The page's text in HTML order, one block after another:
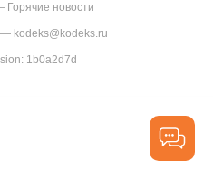
Горячие новости
— kodeks@kodeks.ru
1b0a2d7d